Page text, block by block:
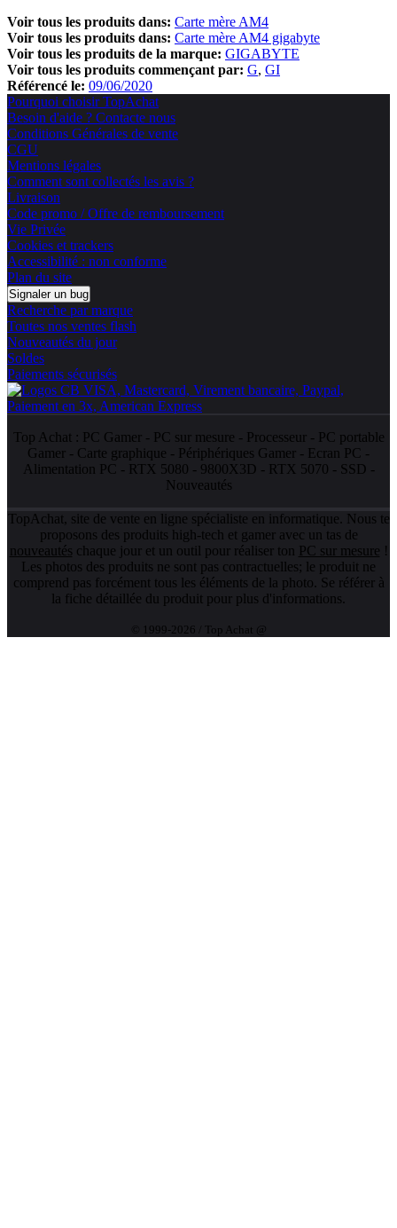
Voir tous les produits dans: Carte mère AM4
Voir tous les produits dans: Carte mère AM4 gigabyte
Voir tous les produits de la marque: GIGABYTE
Voir tous les produits commençant par: G GI
Référencé le: 09/06/2020
Pourquoi choisir TopAchat
Besoin d'aide ? Contacte nous
Conditions Générales de vente
CGU
Mentions légales
Comment sont collectés les avis ?
Livraison
Code promo / Offre de remboursement
Vie Privée
Cookies et trackers
Accessibilité : non conforme
Plan du site
Signaler un bug
Recherche par marque
Toutes nos ventes flash
Nouveautés du jour
Soldes
Paiements sécurisés
Top Achat : PC Gamer- PC sur mesure - Processeur- PC portable
Gamer - Carte graphique - Périphériques Gamer - Ecran PC -
Alimentation PC - RTX 5080 - 9800X3D - RTX 5070 - SSD -
Nouveautés
TopAchat, site de vente en ligne spécialiste en informatique. Nous te
proposons des produits high-tech et gamer avec un tas de
nouveautés chaque jour et un outil pour réaliser ton PC sur mesure !
Les photos des produits ne sont pas contractuelles; le produit ne
comprend pas forcément tous les éléments de la photo. Se référer à
la fiche détaillée du produit pour plus d'informations.
© 1999-2026 / Top Achat @